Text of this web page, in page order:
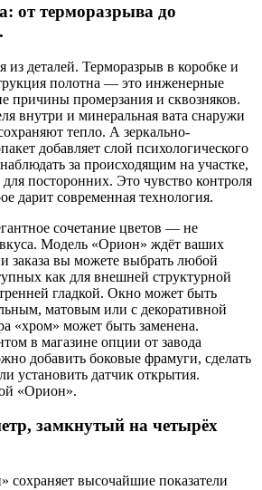
от терморазрыва до
из деталей. Терморазрыв в коробке и
полотна — это инженерные
причины промерзания и сквозняков.
внутри и минеральная вата снаружи
тепло. А зеркально-
добавляет слой психологического
за происходящим на участке,
посторонних. Это чувство контроля
дарит современная технология.
сочетание цветов — не
Модель «Орион» ждёт ваших
заказа вы можете выбрать любой
как для внешней структурной
гладкой. Окно может быть
матовым или с декоративной
«хром» может быть заменена.
в магазине опции от завода
добавить боковые фрамуги, сделать
установить датчик открытия.
«Орион».
замкнутый на четырёх
высочайшие показатели